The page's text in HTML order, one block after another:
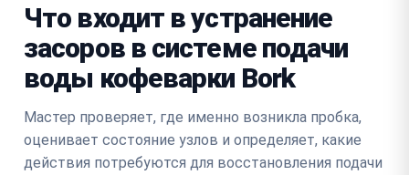
Что входит в устранение
засоров в системе подачи
воды кофеварки Bork
Мастер проверяет, где именно возникла пробка,
оценивает состояние узлов и определяет, какие
действия потребуются для восстановления подачи